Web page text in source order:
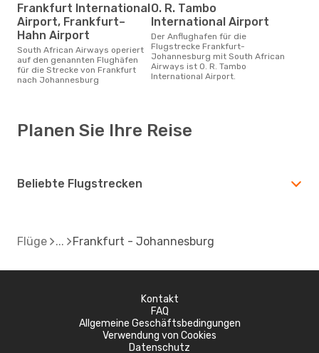
Frankfurt International
Airport, Frankfurt–
Hahn Airport
South African Airways operiert
auf den genannten Flughäfen
für die Strecke von Frankfurt
nach Johannesburg
O. R. Tambo
International Airport
Der Anflughafen für die
Flugstrecke Frankfurt-
Johannesburg mit South African
Airways ist O. R. Tambo
International Airport.
Planen Sie Ihre Reise
Beliebte Flugstrecken
Flüge Frankfurt - Johannesburg
Kontakt
FAQ
Allgemeine Geschäftsbedingungen
Verwendung von Cookies
Datenschutz